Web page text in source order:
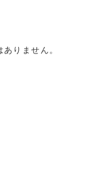
りません。